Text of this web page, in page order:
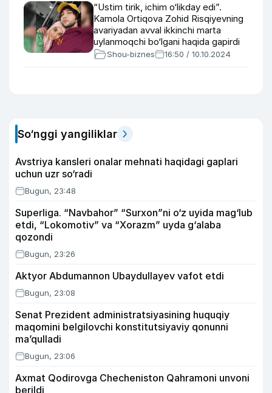
“Ustim tirik, ichim o‘likday edi”.
Kamola Ortiqova Zohid Risqiyevning
avariyadan avval ikkinchi marta
uylanmoqchi bo‘lgani haqida gapirdi
Shou-biznes 16:50 / 10.10.2024
So‘nggi yangiliklar
Avstriya kansleri onalar mehnati haqidagi gaplari
uchun uzr so‘radi
Bugun, 23:48
Superliga. “Navbahor” “Surxon”ni o‘z uyida mag‘lub
etdi, “Lokomotiv” va “Xorazm” uyda g‘alaba
qozondi
Bugun, 23:26
Aktyor Abdu­mannon Ubaydullayev vafot etdi
Bugun, 23:08
Senat Prezident administratsiyasining huquqiy
maqomini belgilovchi konstitutsiyaviy qonunni
ma’qulladi
Bugun, 23:06
Axmat Qodirovga Checheniston Qahramoni unvoni
berildi